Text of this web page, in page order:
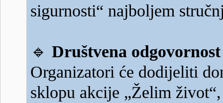
sigurnosti“ najboljem
🔹 Društvena
Organizatori će dodijeliti
sklopu akcije „Želim